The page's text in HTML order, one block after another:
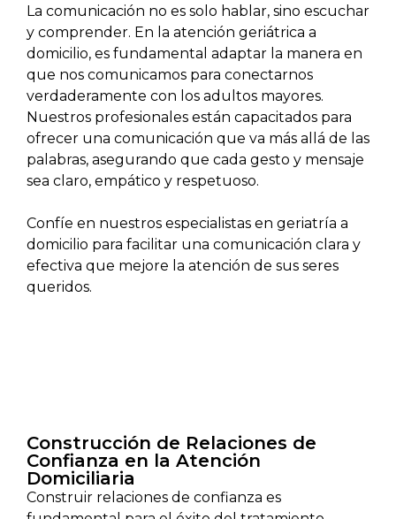
La comunicación no es solo hablar, sino escuchar
y comprender. En la atención geriátrica a
domicilio, es fundamental adaptar la manera en
que nos comunicamos para conectarnos
verdaderamente con los adultos mayores.
Nuestros profesionales están capacitados para
ofrecer una comunicación que va más allá de las
palabras, asegurando que cada gesto y mensaje
sea claro, empático y respetuoso.
Confíe en nuestros especialistas en geriatría a
domicilio para facilitar una comunicación clara y
efectiva que mejore la atención de sus seres
queridos.
Construcción de Relaciones de
Confianza en la Atención
Domiciliaria
Construir relaciones de confianza es